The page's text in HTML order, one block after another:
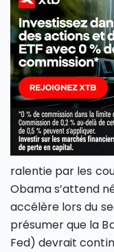
ralentie par les
Obama s’attend
accélère lors du
présumer que la
Fed) devrait